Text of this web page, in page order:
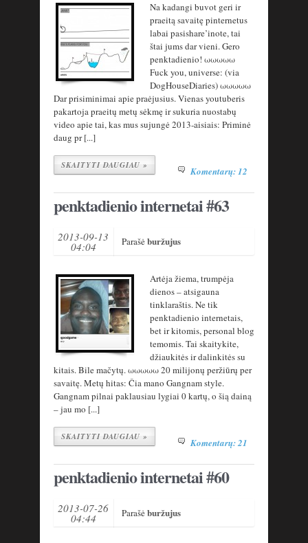
Na kadangi buvot geri ir
praeitą savaitę pinternetus
labai pasishare’inote, tai
štai jums dar vieni. Gero
penktadienio! ωωωωω
Fuck you, universe: (via
DogHouseDiaries) ωωωωω
Dar prisiminimai apie praėjusius. Vienas youtuberis
pakartoja praeitų metų sėkmę ir sukuria nuostabų
video apie tai, kas mus sujungė 2013-aisiais: Priminė
daug pr [...]
SKAITYTI DAUGIAU » Komentarų: 12
penktadienio internetai #63
2013-09-13
04:04 Parašėburžujus
Artėja žiema, trumpėja
dienos – atsigauna
tinklaraštis. Ne tik
penktadienio internetais,
bet ir kitomis, personal blog
temomis. Tai skaitykite,
džiaukitės ir dalinkitės su
kitais. Bile mačytų. ωωωωω 20 milijonų peržiūrų per
savaitę. Metų hitas: Čia mano Gangnam style.
Gangnam pilnai paklausiau lygiai 0 kartų, o šią dainą
– jau mo [...]
SKAITYTI DAUGIAU » Komentarų: 21
penktadienio internetai #60
2013-07-26
04:44 Parašėburžujus